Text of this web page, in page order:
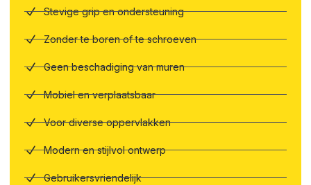
Stevige grip en ondersteuning
Zonder te boren of te schroeven
Geen beschadiging van muren
Mobiel en verplaatsbaar
Voor diverse oppervlakken
Modern en stijlvol ontwerp
Gebruikersvriendelijk